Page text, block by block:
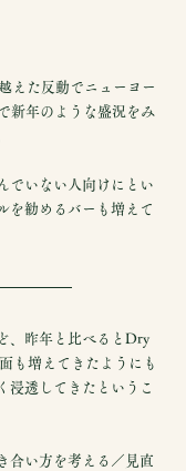
えた反動でニューヨー
新年のような盛況をみ
でいない人向けにとい
を勧めるバーも増えて
、昨年と比べるとDry
も増えてきたようにも
浸透してきたというこ
合い方を考える／見直